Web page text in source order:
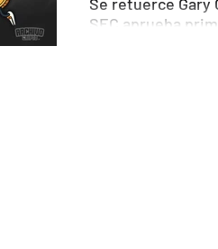
SEC aprueba